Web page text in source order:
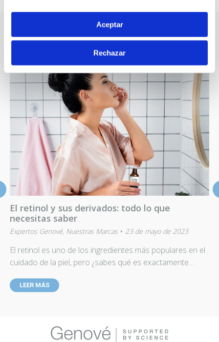
Aceptar
Rechazar
ARTÍCULOS RELACIONADOS
El retinol y sus derivados: todo lo que
necesitas saber
Expertos Genové, Nuestras Marcas 23 de mayo de 2023
El retinol es uno de los ingredientes más populares en el
cuidado de la piel, pero ¿sabes qué es exactamente…
LEER MÁS